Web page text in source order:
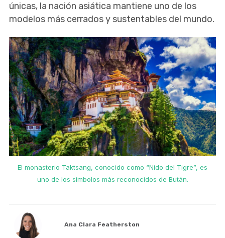
únicas, la nación asiática mantiene uno de los
modelos más cerrados y sustentables del mundo.
El monasterio Taktsang, conocido como “Nido del Tigre”, es
uno de los símbolos más reconocidos de Bután.
Ana Clara Featherston